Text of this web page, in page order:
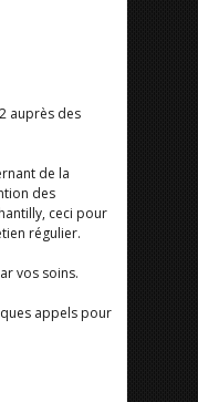
auprès des
de la
des
ceci pour
régulier.
vos soins.
appels pour